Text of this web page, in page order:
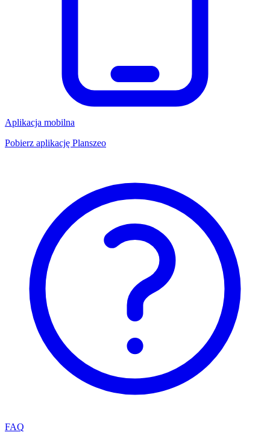
Aplikacja mobilna
Pobierz aplikację Planszeo
FAQ